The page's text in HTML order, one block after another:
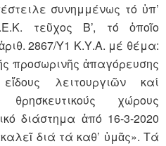
συνημμένως τό ὑπ’
τεῦχος Β’, τό ὁποῖο
2867/Υ1 Κ.Υ.Α. μέ θέμα:
προσωρινῆς ἀπαγόρευσης
λειτουργιῶν καί
χώρους
διάστημα ἀπό 16-3-2020
διά τά καθ’ ὑμᾶς». Τά